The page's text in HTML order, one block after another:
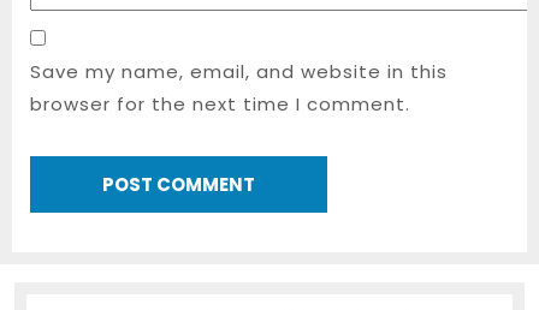
Save my name, email, and website in this
browser for the next time I comment.